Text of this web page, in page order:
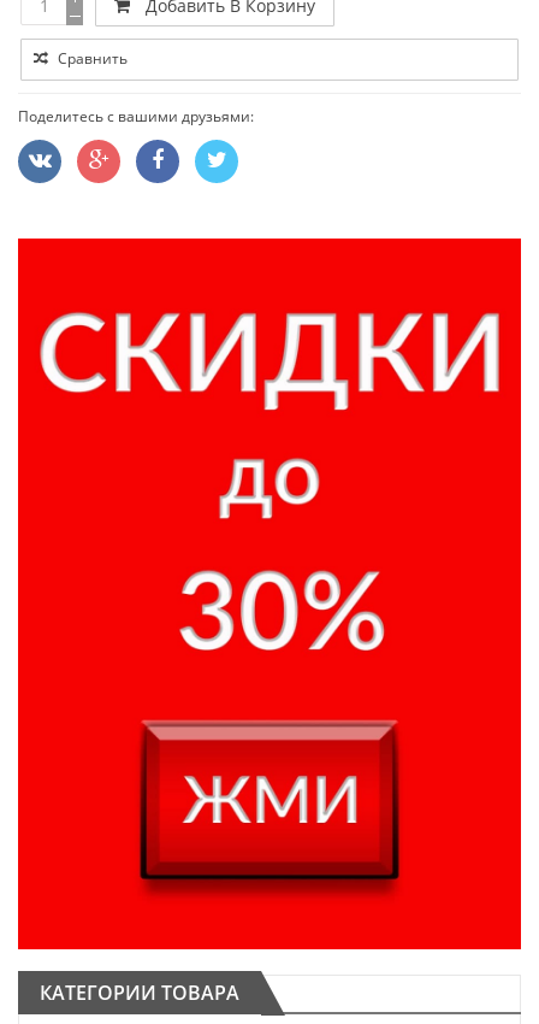
Добавить В Корзину
Сравнить
Поделитесь с вашими друзьями:
КАТЕГОРИИ ТОВАРА